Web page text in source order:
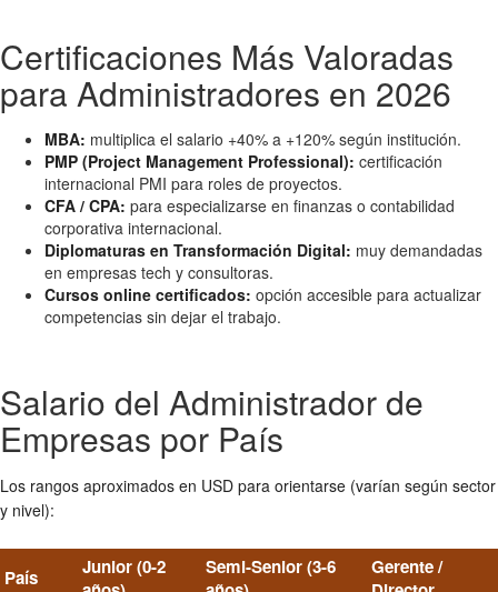
Certificaciones Más Valoradas
para Administradores en 2026
MBA: multiplica el salario +40% a +120% según institución.
PMP (Project Management Professional): certificación
internacional PMI para roles de proyectos.
CFA / CPA: para especializarse en finanzas o contabilidad
corporativa internacional.
Diplomaturas en Transformación Digital: muy demandadas
en empresas tech y consultoras.
Cursos online certificados: opción accesible para actualizar
competencias sin dejar el trabajo.
Salario del Administrador de
Empresas por País
Los rangos aproximados en USD para orientarse (varían según sector
y nivel):
País
Junior (0-2
Semi-Senior (3-6
Gerente /